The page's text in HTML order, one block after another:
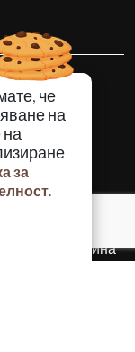
че
на
за
.
или цялото
на Медийна